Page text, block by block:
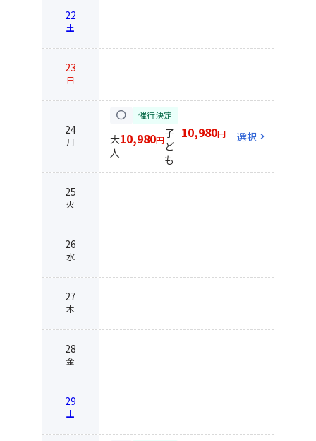
22
土
23
日
24
月
circle 催行決定
大
人
10,980円子
ど
も
10,980円 選択 chevron_right
25
火
26
水
27
木
28
金
29
土